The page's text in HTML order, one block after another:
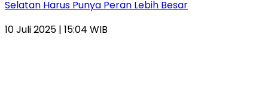
Selatan Harus Punya Peran Lebih Besar
10 Juli 2025 | 15:04 WIB